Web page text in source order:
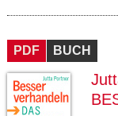
PDF BUCH